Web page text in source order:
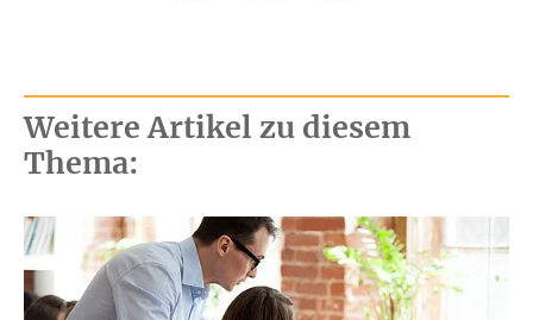
Weitere Artikel zu diesem
Thema: